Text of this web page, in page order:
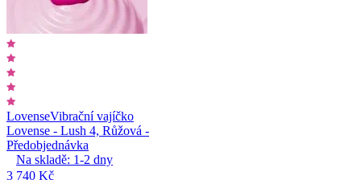
LovenseVibrační vajíčko
Lovense - Lush 4, Růžová -
Předobjednávka
Na skladě: 1-2 dny
3 740 Kč